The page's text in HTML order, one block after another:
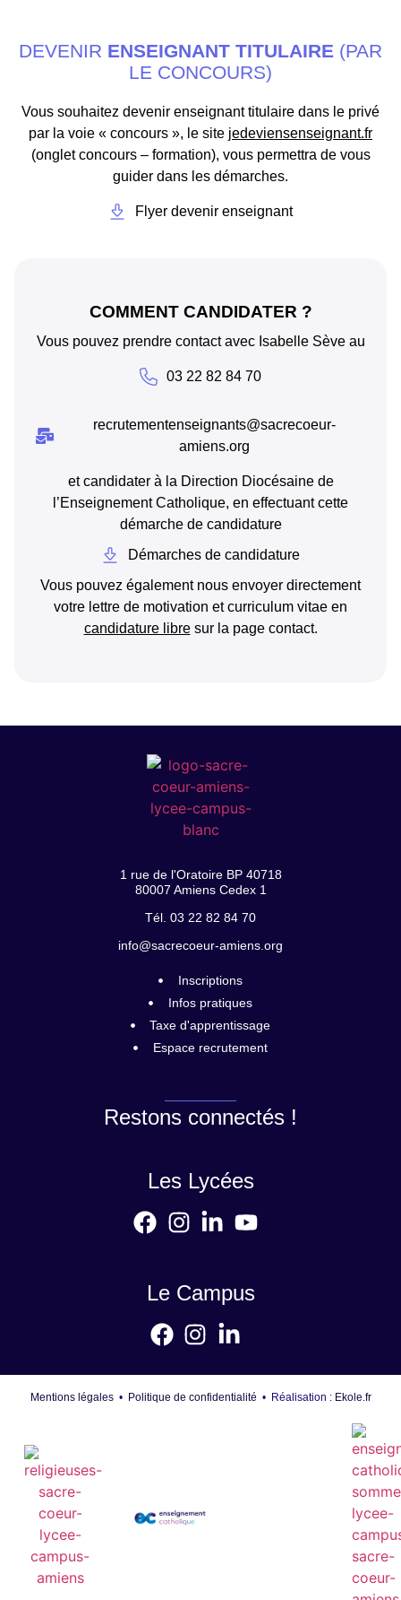
DEVENIR ENSEIGNANT TITULAIRE (PAR
LE CONCOURS)
Vous souhaitez devenir enseignant titulaire dans le privé
par la voie « concours », le site jedeviensenseignant.fr
(onglet concours – formation), vous permettra de vous
guider dans les démarches.
Flyer devenir enseignant
COMMENT CANDIDATER ?
Vous pouvez prendre contact avec Isabelle Sève au
03 22 82 84 70
recrutementenseignants@sacrecoeur-
amiens.org
et candidater à la Direction Diocésaine de
l’Enseignement Catholique, en effectuant cette
démarche de candidature
Démarches de candidature
Vous pouvez également nous envoyer directement
votre lettre de motivation et curriculum vitae en
candidature libresur la page contact.
1 rue de l'Oratoire BP 40718
80007 Amiens Cedex 1
Tél. 03 22 82 84 70
info@sacrecoeur-amiens.org
Inscriptions
Infos pratiques
Taxe d'apprentissage
Espace recrutement
Restons connectés !
Les Lycées
Le Campus
Mentions légales• Politique de confidentialité • Réalisation : Ekole.fr